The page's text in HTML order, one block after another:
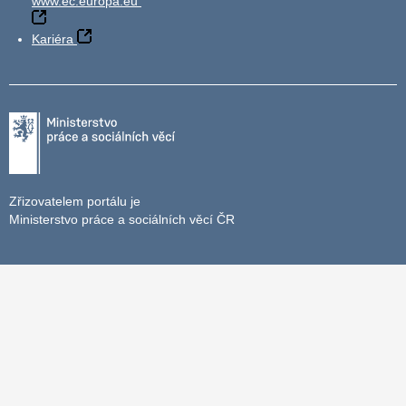
Kariéra
Zřizovatelem portálu je
Ministerstvo práce a sociálních věcí ČR